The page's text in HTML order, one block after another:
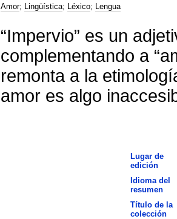
Amor; Lingüística; Léxico; Lengua
“Impervio” es un
complementando a
remonta a la
amor es algo
Lugar de
edición
Idioma del
resumen
Título de la
colección